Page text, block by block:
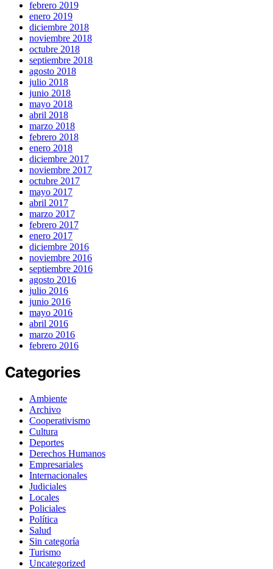
febrero 2019
enero 2019
diciembre 2018
noviembre 2018
octubre 2018
septiembre 2018
agosto 2018
julio 2018
junio 2018
mayo 2018
abril 2018
marzo 2018
febrero 2018
enero 2018
diciembre 2017
noviembre 2017
octubre 2017
mayo 2017
abril 2017
marzo 2017
febrero 2017
enero 2017
diciembre 2016
noviembre 2016
septiembre 2016
agosto 2016
julio 2016
junio 2016
mayo 2016
abril 2016
marzo 2016
febrero 2016
Categories
Ambiente
Archivo
Cooperativismo
Cultura
Deportes
Derechos Humanos
Empresariales
Internacionales
Judiciales
Locales
Policiales
Política
Salud
Sin categoría
Turismo
Uncategorized